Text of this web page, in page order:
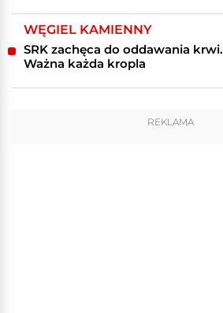
WĘGIEL KAMIENNY
SRK zachęca do oddawania krwi.
Ważna każda kropla
REKLAMA